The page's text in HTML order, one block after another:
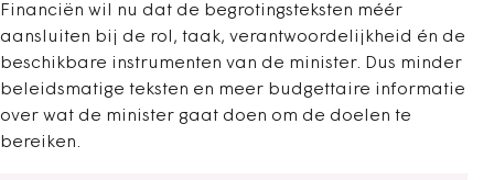
Financiën wil nu dat de begrotingsteksten méér
aansluiten bij de rol, taak, verantwoordelijkheid én de
beschikbare instrumenten van de minister. Dus minder
beleidsmatige teksten en meer budgettaire informatie
over wat de minister gaat doen om de doelen te
bereiken.